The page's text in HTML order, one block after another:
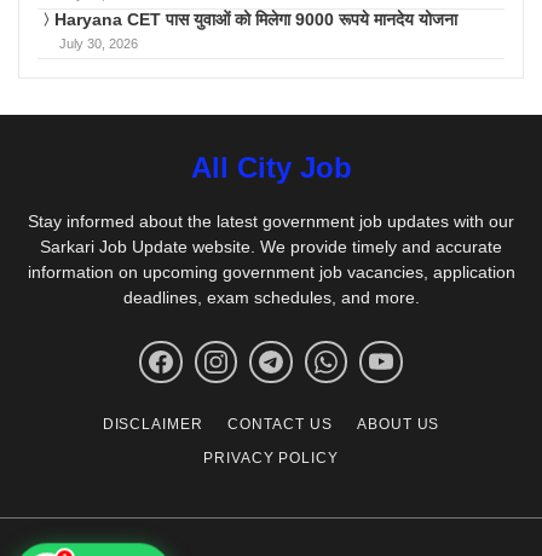
Haryana CET पास युवाओं को मिलेगा 9000 रूपये मानदेय योजना
July 30, 2026
All City Job
Stay informed about the latest government job updates with our
Sarkari Job Update website. We provide timely and accurate
information on upcoming government job vacancies, application
deadlines, exam schedules, and more.
DISCLAIMER CONTACT US
ABOUT US
PRIVACY POLICY